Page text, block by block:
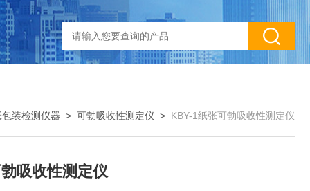
包装检测仪器 > 可勃吸收性测定仪 > KBY-1纸张可勃吸收性测定仪
吸收性测定仪